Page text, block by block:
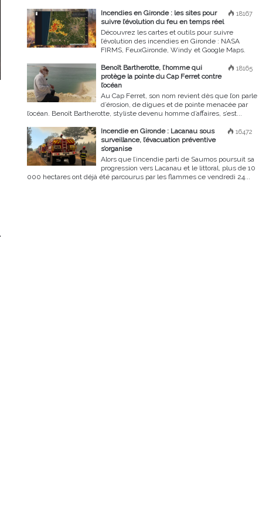
18167
Incendies en Gironde : les sites pour
suivre l’évolution du feu en temps réel
Découvrez les cartes et outils pour suivre
l’évolution des incendies en Gironde : NASA
FIRMS, FeuxGironde, Windy et Google Maps.
18165
Benoît Bartherotte, l’homme qui
protège la pointe du Cap Ferret contre
l’océan
Au Cap Ferret, son nom revient dès que l’on parle
d’érosion, de digues et de pointe menacée par
l’océan. Benoît Bartherotte, styliste devenu homme d’affaires, s’est...
16472
Incendie en Gironde : Lacanau sous
surveillance, l’évacuation préventive
s’organise
Alors que l’incendie parti de Saumos poursuit sa
progression vers Lacanau et le littoral, plus de 10
000 hectares ont déjà été parcourus par les flammes ce vendredi 24...